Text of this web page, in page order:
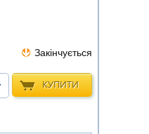
Закінчується
КУПИТИ